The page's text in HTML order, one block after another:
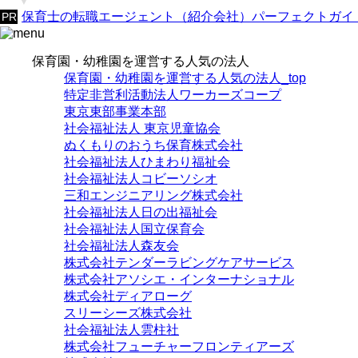
保育士の転職エージェント（紹介会社）パーフェクトガイ
保育園・幼稚園を運営する人気の法人
保育園・幼稚園を運営する人気の法人_top
特定非営利活動法人ワーカーズコープ
東京東部事業本部
社会福祉法人 東京児童協会
ぬくもりのおうち保育株式会社
社会福祉法人ひまわり福祉会
社会福祉法人コビーソシオ
三和エンジニアリング株式会社
社会福祉法人日の出福祉会
社会福祉法人国立保育会
社会福祉法人森友会
株式会社テンダーラビングケアサービス
株式会社アソシエ・インターナショナル
株式会社ディアローグ
スリーシーズ株式会社
社会福祉法人雲柱社
株式会社フューチャーフロンティアーズ